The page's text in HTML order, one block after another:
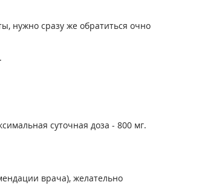
нужно сразу же обратиться очно
суточная доза - 800 мг.
врача), желательно